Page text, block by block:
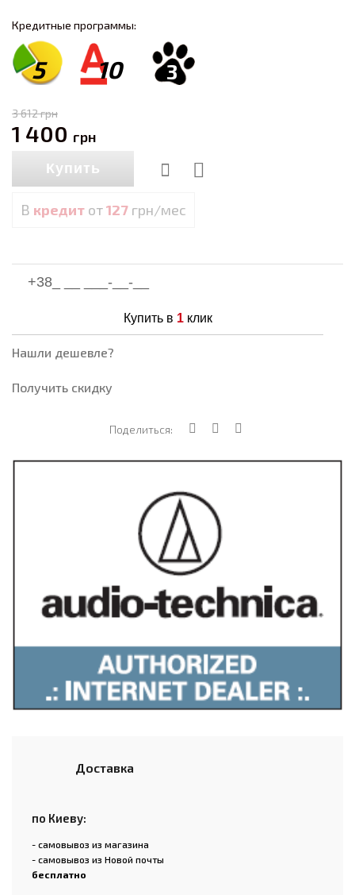
Кредитные программы:
5 10 3
1 400 грн
3 612грн
Купить
В кредит от127 грн/мес
Купить в 1клик
Нашли дешевле?
Получить скидку
Поделиться:
Доставка
по Киеву:
- самовывоз из магазина
- самовывоз из Новой почты
бесплатно